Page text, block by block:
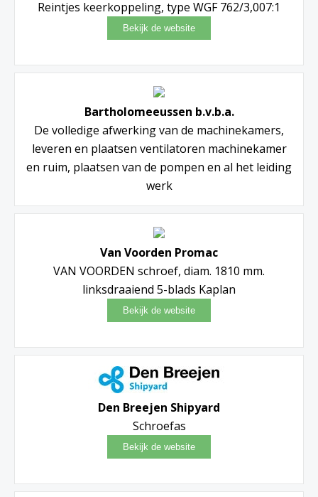
Reintjes keerkoppeling, type WGF 762/3,007:1
Bartholomeeussen b.v.b.a.
De volledige afwerking van de machinekamers,
leveren en plaatsen ventilatoren machinekamer
en ruim, plaatsen van de pompen en al het leiding
werk
Van Voorden Promac
VAN VOORDEN schroef, diam. 1810 mm.
linksdraaiend 5-blads Kaplan
Den Breejen Shipyard
Schroefas